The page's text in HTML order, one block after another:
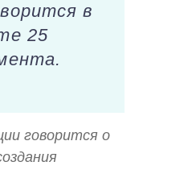
в
25
говорится о